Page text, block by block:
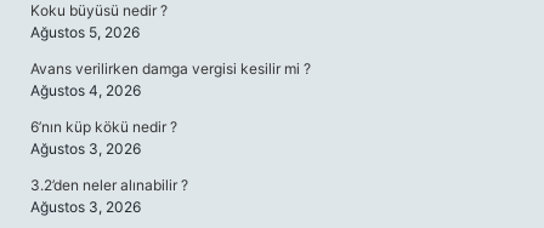
Koku büyüsü nedir ?
Ağustos 5, 2026
Avans verilirken damga vergisi kesilir mi ?
Ağustos 4, 2026
6’nın küp kökü nedir ?
Ağustos 3, 2026
3.2’den neler alınabilir ?
Ağustos 3, 2026